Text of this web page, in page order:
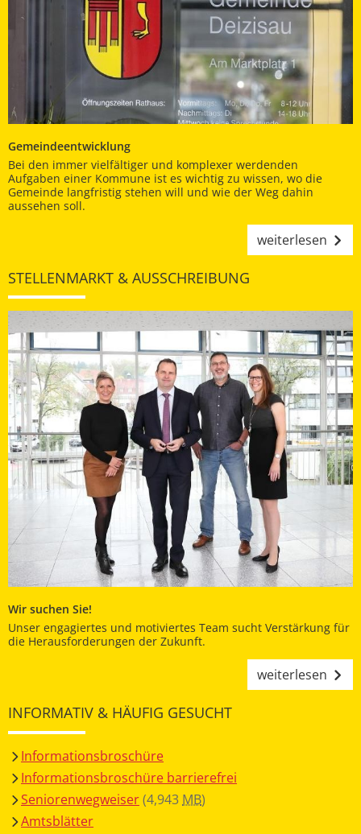
Gemeindeentwicklung
Bei den immer vielfältiger und komplexer werdenden
Aufgaben einer Kommune ist es wichtig zu wissen, wo die
Gemeinde langfristig stehen will und wie der Weg dahin
aussehen soll.
weiterlesen
STELLENMARKT & AUSSCHREIBUNG
Wir suchen Sie!
Unser engagiertes und motiviertes Team sucht Verstärkung für
die Herausforderungen der Zukunft.
weiterlesen
INFORMATIV & HÄUFIG GESUCHT
Informationsbroschüre
Informationsbroschüre barrierefrei
Seniorenwegweiser(4,943 MB)
Amtsblätter